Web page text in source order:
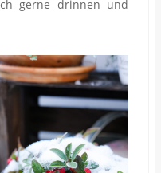
gerne drinnen und